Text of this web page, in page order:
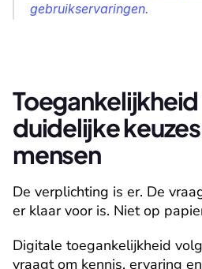
gebruikservaringen.
duidelijke
mensen
De verplichting is er. De
er klaar voor is. Niet op
Digitale toegankelijkheid
vraagt om kennis, ervaring